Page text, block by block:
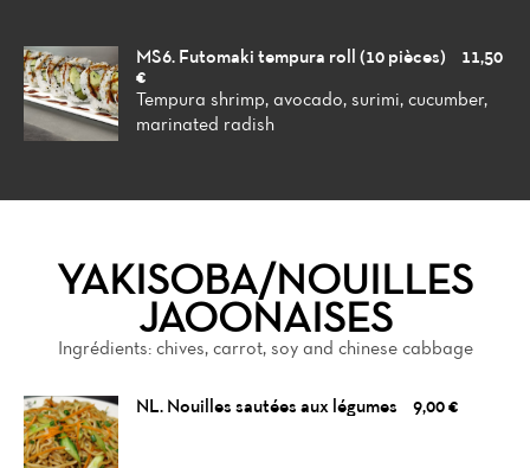
MS6. Futomaki tempura roll (10 pièces)
11,50
€
Tempura shrimp, avocado, surimi, cucumber,
marinated radish
YAKISOBA/NOUILLES
JAOONAISES
Ingrédients: chives, carrot, soy and chinese cabbage
NL. Nouilles sautées aux légumes 9,00 €